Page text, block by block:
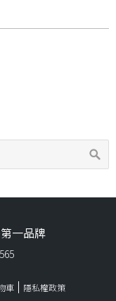
一品牌
車 隱私權政策